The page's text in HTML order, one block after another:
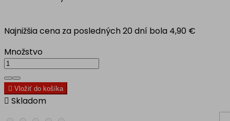
Najnižšia cena za posledných 20 dní bola 4,90 €
Množstvo
 Vložiť do košíka
 Skladom